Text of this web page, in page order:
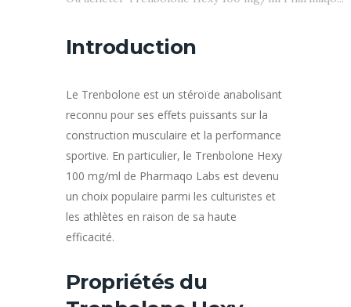
Introduction
Le Trenbolone est un stéroïde anabolisant
reconnu pour ses effets puissants sur la
construction musculaire et la performance
sportive. En particulier, le Trenbolone Hexy
100 mg/ml de Pharmaqo Labs est devenu
un choix populaire parmi les culturistes et
les athlètes en raison de sa haute
efficacité.
Propriétés du